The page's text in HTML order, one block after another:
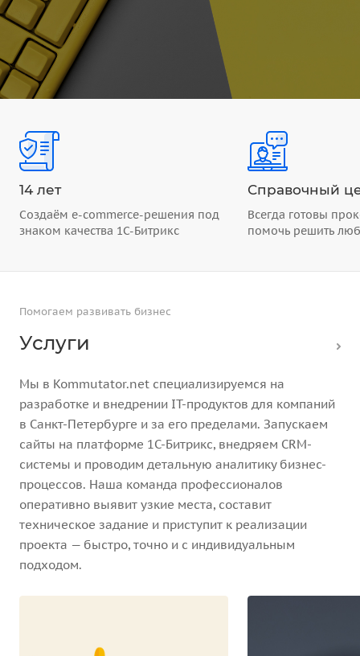
14 лет
Создаём e-commerce-решения под
знаком качества 1С-Битрикс
Справочный
Всегда готовы
помочь решить
Помогаем развивать бизнес
Услуги
Мы в Kommutator.net специализируемся на
разработке и внедрении IT-продуктов для компаний
в Санкт-Петербурге и за его пределами. Запускаем
сайты на платформе 1С-Битрикс, внедряем CRM-
системы и проводим детальную аналитику бизнес-
процессов. Наша команда профессионалов
оперативно выявит узкие места, составит
техническое задание и приступит к реализации
проекта — быстро, точно и с индивидуальным
подходом.